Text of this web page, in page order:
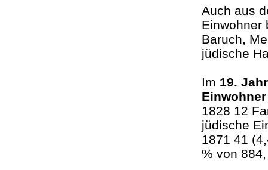
Auch aus
Einwohner
Baruch,
jüdische
Im 19.
Einwohner
1828 12
jüdische
1871 41
% von